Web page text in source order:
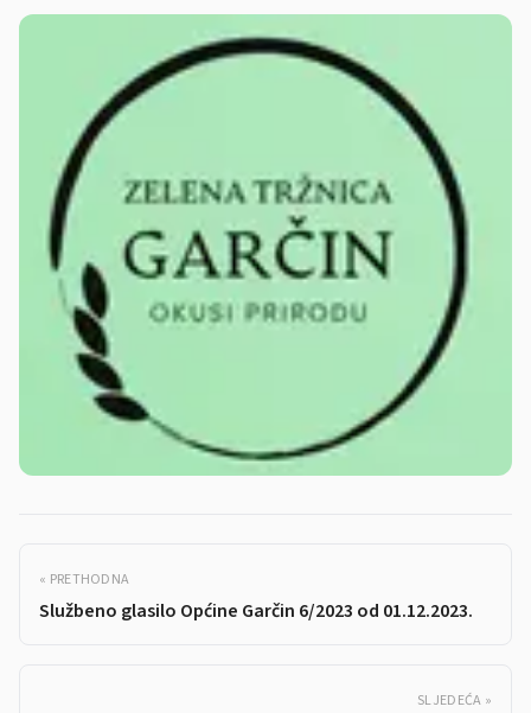
« PRETHODNA
Službeno glasilo Općine Garčin 6/2023 od 01.12.2023.
SLJEDEĆA »